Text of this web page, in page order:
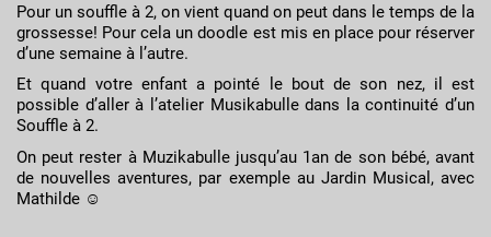
Pour un souffle à 2, on vient quand on peut dans le temps de la
grossesse! Pour cela un doodle est mis en place pour réserver
d’une semaine à l’autre.
Et quand votre enfant a pointé le bout de son nez, il est
possible d’aller à l’atelier Musikabulle dans la continuité d’un
Souffle à 2.
On peut rester à Muzikabulle jusqu’au 1an de son bébé, avant
de nouvelles aventures, par exemple au Jardin Musical, avec
Mathilde ☺